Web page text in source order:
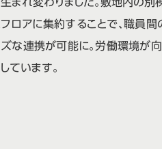
生まれ変わりました。敷地内の
フロアに集約することで、職員
ズな連携が可能に。労働環境が
しています。